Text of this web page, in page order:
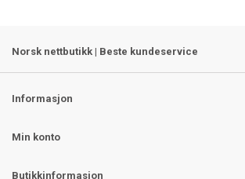
Norsk nettbutikk | Beste kundeservice
Informasjon
Min konto
Butikkinformasjon